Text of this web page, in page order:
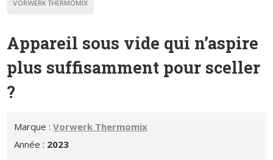
VORWERK THERMOMIX
Appareil sous vide qui n’aspire
plus suffisamment pour sceller
?
Marque :Vorwerk Thermomix
Année : 2023